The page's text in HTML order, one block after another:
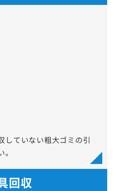
していない粗大ゴミの引
回収